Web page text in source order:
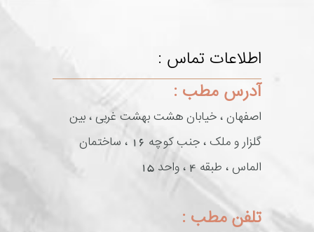
اطلاعات تماس :
آدرس مطب :
اصفهان ، خیابان هشت بهشت غربی ، بین
گلزار و ملک ، جنب کوچه 16 ، ساختمان
الماس ، طبقه 4 ، واحد 15
تلفن مطب :